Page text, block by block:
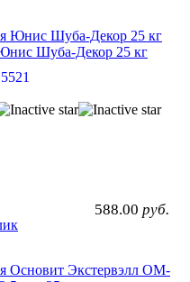
Шуба-Декор 25 кг
5521
588.00 руб.